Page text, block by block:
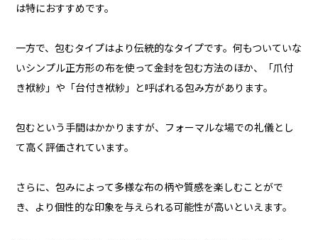
は特におすすめです。
一方で、包むタイプはより伝統的なタイプです。何もついていな
いシンプル正方形の布を使って金封を包む方法のほか、「爪付
き袱紗」や「台付き袱紗」と呼ばれる包み方があります。
包むという手間はかかりますが、フォーマルな場での礼儀とし
て高く評価されています。
さらに、包みによって多様な布の柄や質感を楽しむことがで
き、より個性的な印象を与えられる可能性が高いといえます。